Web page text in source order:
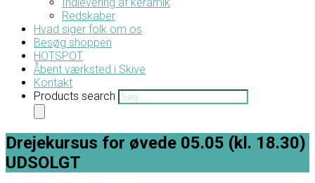
Redskaber
Hvad siger folk om os
Besøg shoppen
HOTSPOT
Åbent værksted i Skive
Kontakt
Products search
Drejekursus for øvede 05.05 (kl. 18.30)
UDSOLGT